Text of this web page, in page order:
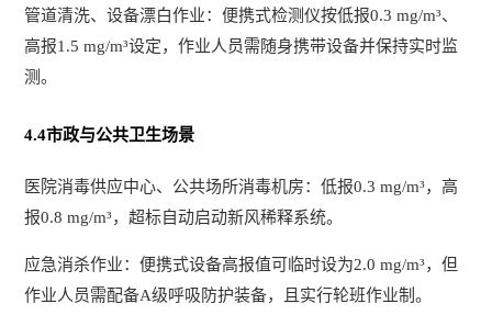
管道清洗、设备漂白作业：便携式检测仪按低报0.3 mg/m³、
高报1.5 mg/m³设定，作业人员需随身携带设备并保持实时监
测。
4.4市政与公共卫生场景
医院消毒供应中心、公共场所消毒机房：低报0.3 mg/m³，高
报0.8 mg/m³，超标自动启动新风稀释系统。
应急消杀作业：便携式设备高报值可临时设为2.0 mg/m³，但
作业人员需配备A级呼吸防护装备，且实行轮班作业制。